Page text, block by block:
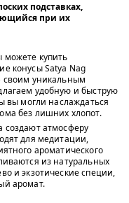
подставках,
при их
купить
конусы Satya Nag
своим уникальным
удобную и быструю
вы могли наслаждаться
без лишних хлопот.
создают атмосферу
для медитации,
ароматического
из натуральных
и экзотические специи,
аромат.